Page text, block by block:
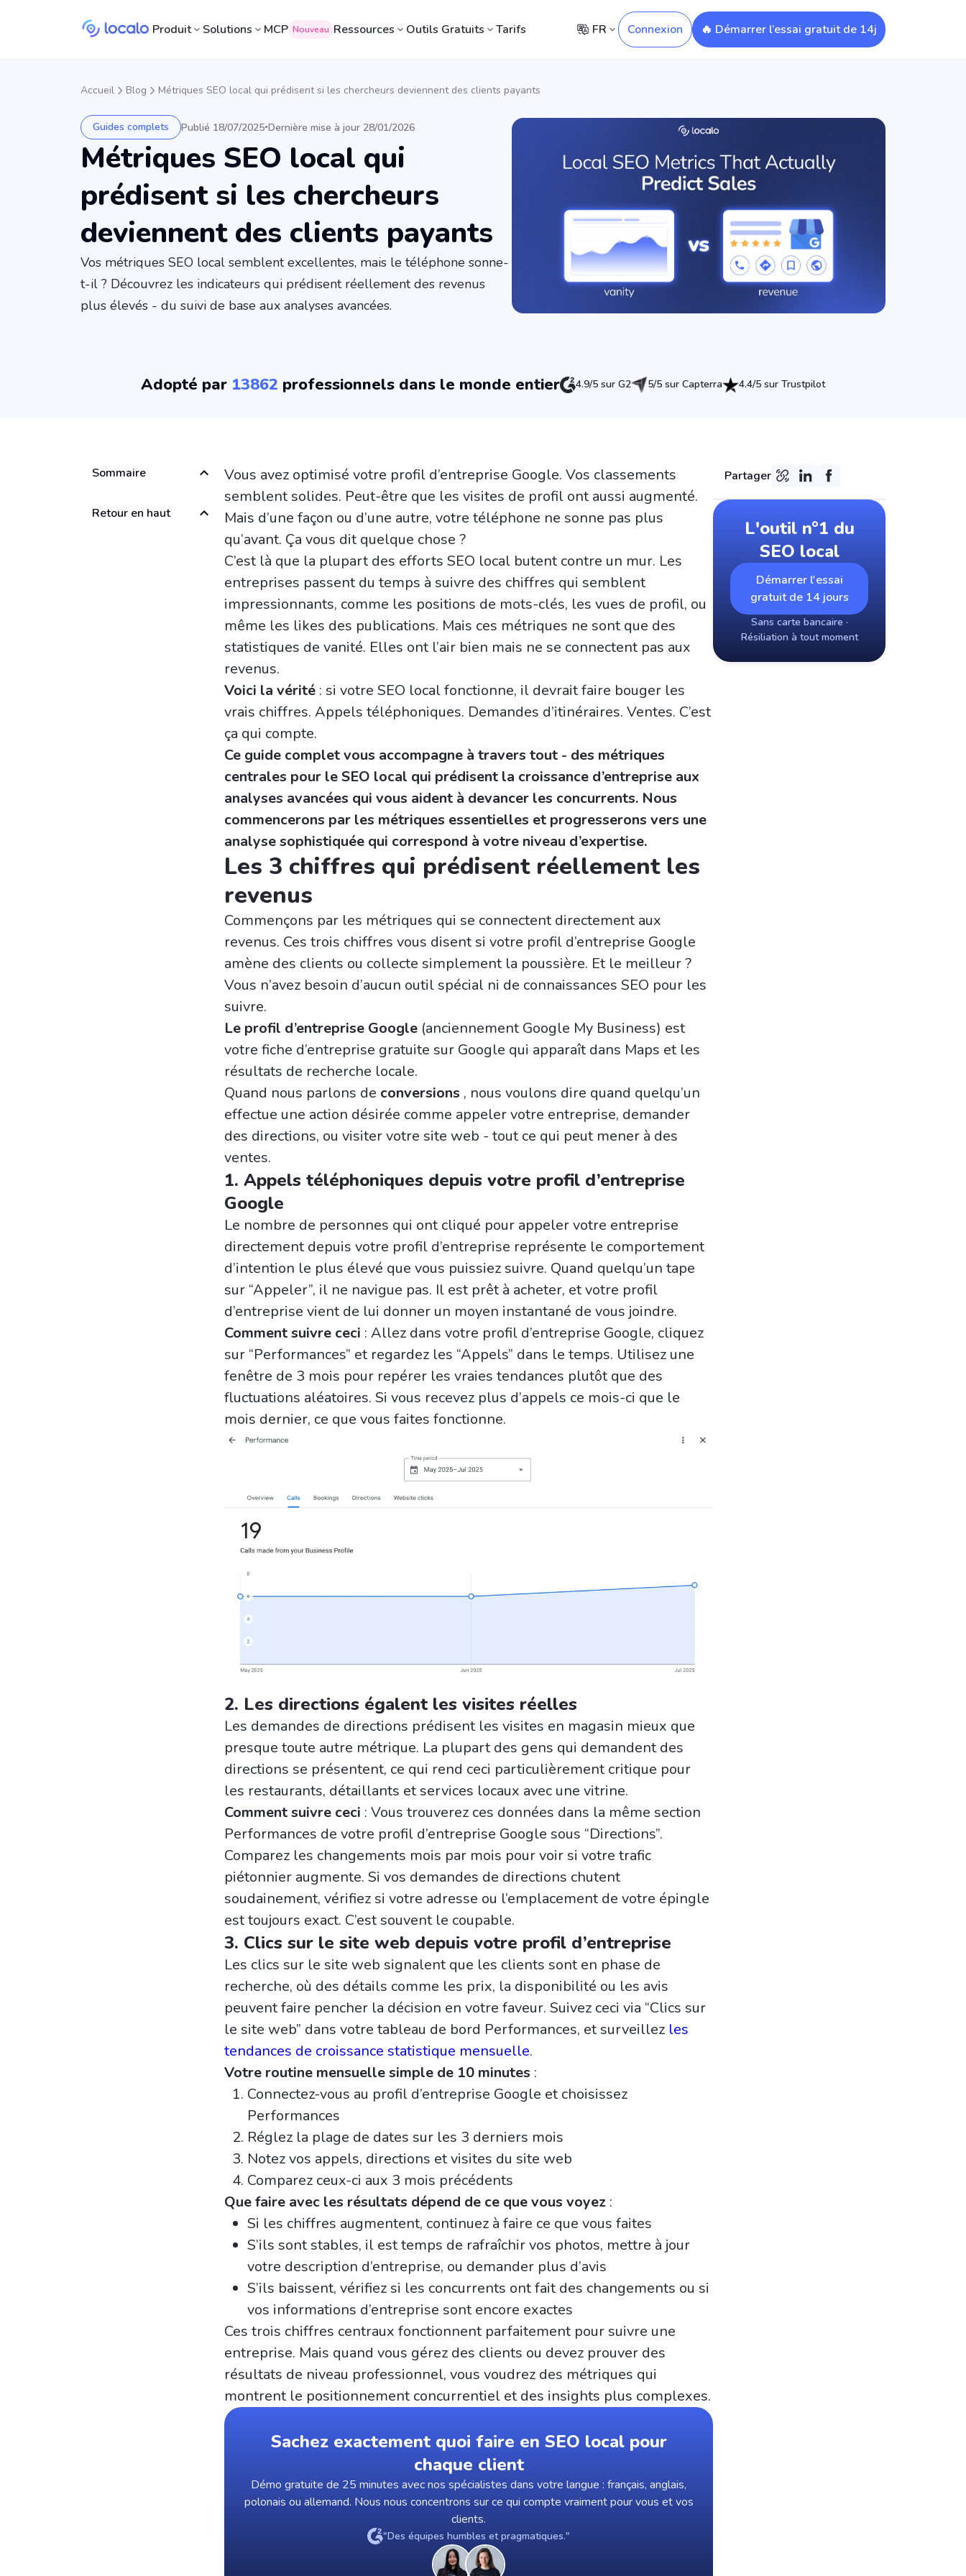
Produit Solutions MCP Nouveau Ressources Outils Gratuits Tarifs FR Connexion 🔥 Démarrer l’essai gratuit de 14j
Accueil Blog Métriques SEO local qui prédisent si les chercheurs deviennent des clients payants
Guides complets Publié 18/07/2025•Dernière mise à jour 28/01/2026
Métriques SEO local qui
prédisent si les chercheurs
deviennent des clients payants
Vos métriques SEO local semblent excellentes, mais le téléphone sonne-
t-il ? Découvrez les indicateurs qui prédisent réellement des revenus
plus élevés - du suivi de base aux analyses avancées.
Adopté par 13862 professionnels dans le monde entier 4.9/5 sur G2 5/5 sur Capterra 4.4/5 sur Trustpilot
Sommaire
Retour en haut
Vous avez optimisé votre profil d’entreprise Google. Vos classements
semblent solides. Peut-être que les visites de profil ont aussi augmenté.
Mais d’une façon ou d’une autre, votre téléphone ne sonne pas plus
qu’avant. Ça vous dit quelque chose ?
C’est là que la plupart des efforts SEO local butent contre un mur. Les
entreprises passent du temps à suivre des chiffres qui semblent
impressionnants, comme les positions de mots-clés, les vues de profil, ou
même les likes des publications. Mais ces métriques ne sont que des
statistiques de vanité. Elles ont l’air bien mais ne se connectent pas aux
revenus.
Voici la vérité : si votre SEO local fonctionne, il devrait faire bouger les
vrais chiffres. Appels téléphoniques. Demandes d’itinéraires. Ventes. C’est
ça qui compte.
Ce guide complet vous accompagne à travers tout - des métriques
centrales pour le SEO local qui prédisent la croissance d’entreprise aux
analyses avancées qui vous aident à devancer les concurrents. Nous
commencerons par les métriques essentielles et progresserons vers une
analyse sophistiquée qui correspond à votre niveau d’expertise.
Les 3 chiffres qui prédisent réellement les
revenus
Commençons par les métriques qui se connectent directement aux
revenus. Ces trois chiffres vous disent si votre profil d’entreprise Google
amène des clients ou collecte simplement la poussière. Et le meilleur ?
Vous n’avez besoin d’aucun outil spécial ni de connaissances SEO pour les
suivre.
Le profil d’entreprise Google (anciennement Google My Business) est
votre fiche d’entreprise gratuite sur Google qui apparaît dans Maps et les
résultats de recherche locale.
Quand nous parlons de conversions , nous voulons dire quand quelqu’un
effectue une action désirée comme appeler votre entreprise, demander
des directions, ou visiter votre site web - tout ce qui peut mener à des
ventes.
1. Appels téléphoniques depuis votre profil d’entreprise
Google
Le nombre de personnes qui ont cliqué pour appeler votre entreprise
directement depuis votre profil d’entreprise représente le comportement
d’intention le plus élevé que vous puissiez suivre. Quand quelqu’un tape
sur “Appeler”, il ne navigue pas. Il est prêt à acheter, et votre profil
d’entreprise vient de lui donner un moyen instantané de vous joindre.
Comment suivre ceci : Allez dans votre profil d’entreprise Google, cliquez
sur “Performances” et regardez les “Appels” dans le temps. Utilisez une
fenêtre de 3 mois pour repérer les vraies tendances plutôt que des
fluctuations aléatoires. Si vous recevez plus d’appels ce mois-ci que le
mois dernier, ce que vous faites fonctionne.
2. Les directions égalent les visites réelles
Les demandes de directions prédisent les visites en magasin mieux que
presque toute autre métrique. La plupart des gens qui demandent des
directions se présentent, ce qui rend ceci particulièrement critique pour
les restaurants, détaillants et services locaux avec une vitrine.
Comment suivre ceci : Vous trouverez ces données dans la même section
Performances de votre profil d’entreprise Google sous “Directions”.
Comparez les changements mois par mois pour voir si votre trafic
piétonnier augmente. Si vos demandes de directions chutent
soudainement, vérifiez si votre adresse ou l’emplacement de votre épingle
est toujours exact. C’est souvent le coupable.
3. Clics sur le site web depuis votre profil d’entreprise
Les clics sur le site web signalent que les clients sont en phase de
recherche, où des détails comme les prix, la disponibilité ou les avis
peuvent faire pencher la décision en votre faveur. Suivez ceci via “Clics sur
le site web” dans votre tableau de bord Performances, et surveillez les
tendances de croissance statistique mensuelle.
Votre routine mensuelle simple de 10 minutes :
Connectez-vous au profil d’entreprise Google et choisissez
Performances
Réglez la plage de dates sur les 3 derniers mois
Notez vos appels, directions et visites du site web
Comparez ceux-ci aux 3 mois précédents
Que faire avec les résultats dépend de ce que vous voyez :
Si les chiffres augmentent, continuez à faire ce que vous faites
S’ils sont stables, il est temps de rafraîchir vos photos, mettre à jour
votre description d’entreprise, ou demander plus d’avis
S’ils baissent, vérifiez si les concurrents ont fait des changements ou si
vos informations d’entreprise sont encore exactes
Ces trois chiffres centraux fonctionnent parfaitement pour suivre une
entreprise. Mais quand vous gérez des clients ou devez prouver des
résultats de niveau professionnel, vous voudrez des métriques qui
montrent le positionnement concurrentiel et des insights plus complexes.
Sachez exactement quoi faire en SEO local pour
chaque client
Démo gratuite de 25 minutes avec nos spécialistes dans votre langue : français, anglais,
polonais ou allemand. Nous nous concentrons sur ce qui compte vraiment pour vous et vos
clients.
"Des équipes humbles et pragmatiques."
Partager
L'outil n°1 du
SEO local
Démarrer l'essai
gratuit de 14 jours
Sans carte bancaire ·
Résiliation à tout moment